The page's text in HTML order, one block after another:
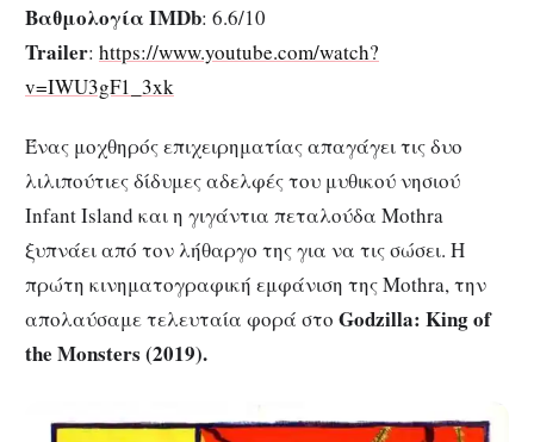
Βαθμολογία IMDb: 6.6/10
Trailer: https://www.youtube.com/watch?
v=IWU3gF1_3xk
Ένας μοχθηρός επιχειρηματίας απαγάγει τις δυο
λιλιπούτιες δίδυμες αδελφές του μυθικού νησιού
Infant Island και η γιγάντια πεταλούδα Mothra
ξυπνάει από τον λήθαργο της για να τις σώσει. Η
πρώτη κινηματογραφική εμφάνιση της Mothra, την
απολαύσαμε τελευταία φορά στο Godzilla: Kingof
the Monsters (2019).